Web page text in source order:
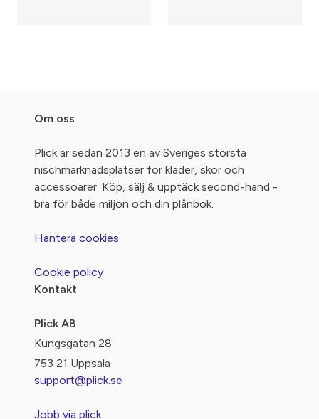
Om oss
Plick är sedan 2013 en av Sveriges största
nischmarknadsplatser för kläder, skor och
accessoarer. Köp, sälj & upptäck second-hand -
bra för både miljön och din plånbok.
Hantera cookies
Cookie policy
Kontakt
Plick AB
Kungsgatan 28
753 21 Uppsala
support@plick.se
Jobb via plick